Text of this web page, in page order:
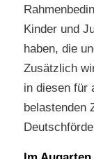
Kinder und
haben, die
Zusätzlich
in diesen für
belastenden